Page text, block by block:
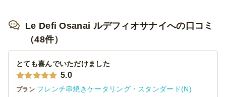
Le Defi Osanai ルデフィオサナイへの口コミ
（48件）
とても喜んでいただけました
5.0
プラン フレンチ串焼きケータリング・スタンダード(N)